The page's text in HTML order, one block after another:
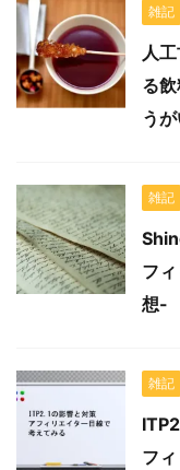
雑記
人
る
う
雑記
フ
想-
雑記
フ